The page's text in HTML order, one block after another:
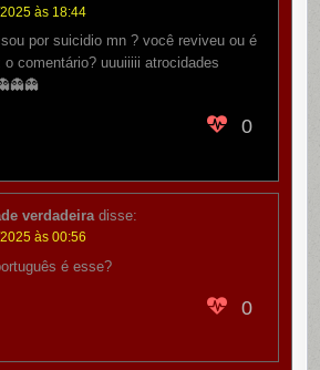
às 18:44
por suicidio mn ? você reviveu ou é
comentário? uuuiiiii atrocidades
0
verdadeira disse:
às 00:56
é esse?
0